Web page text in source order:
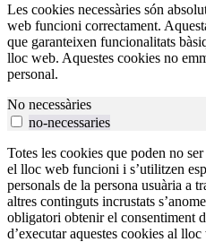
Les cookies necessàries són
web funcioni correctament.
que garanteixen funcionalitats
lloc web. Aquestes cookies no
personal.
No necessàries
no-necessaries
Totes les cookies que poden no
el lloc web funcioni i s’utilitzen
personals de la persona usuària a
altres continguts incrustats
obligatori obtenir el consentiment
d’executar aquestes cookies al lloc